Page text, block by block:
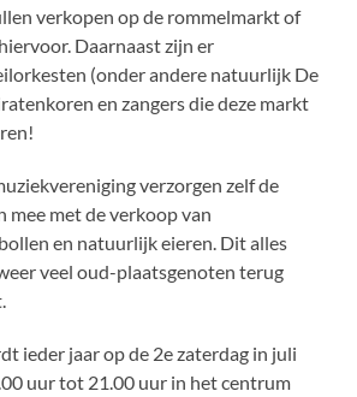
verkopen op de rommelmarkt of
Daarnaast zijn er
(onder andere natuurlijk De
en zangers die deze markt
verzorgen zelf de
mee met de verkoop van
en natuurlijk eieren. Dit alles
veel oud-plaatsgenoten terug
ieder jaar op de 2e zaterdag in juli
uur tot 21.00 uur in het centrum